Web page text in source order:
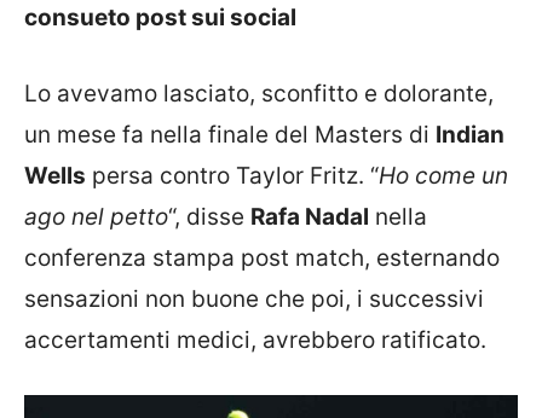
consueto post sui social
Lo avevamo lasciato, sconfitto e dolorante,
un mese fa nella finale del Masters di Indian
Wells persa contro Taylor Fritz. “Ho come un
ago nel petto“, disse Rafa Nadal nella
conferenza stampa post match, esternando
sensazioni non buone che poi, i successivi
accertamenti medici, avrebbero ratificato.